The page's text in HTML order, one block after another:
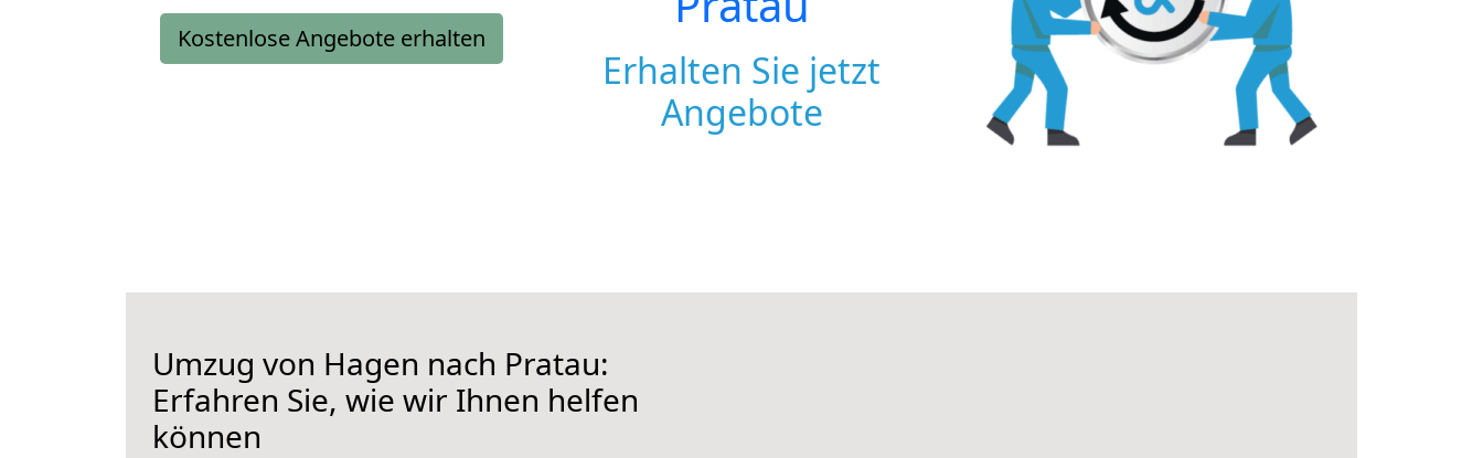
Kostenlose Angebote erhalten
Erhalten Sie jetzt
Angebote
Umzug von Hagen nach Pratau:
Erfahren Sie, wie wir Ihnen helfen
können